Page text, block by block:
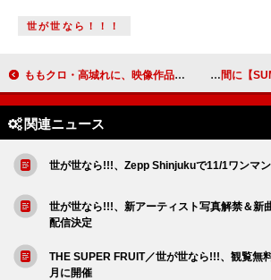
世が世なら！！！
ももクロ・高城れに、映像作品『まるごと開高30祭』収録のソロコンサートから「SKY HIGH」ライブ映像公開
関連ニュース
世が世なら!!!、Zepp Shinjukuで11/1ワンマ
世が世なら!!!、新アーティスト写真解禁＆新
配信決定
THE SUPER FRUIT／世が世なら!!!、観覧無
月に開催